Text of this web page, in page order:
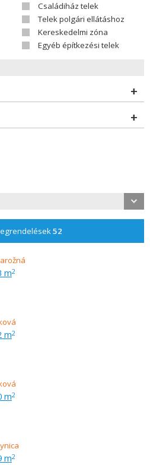
Családiház telek
Telek polgári ellátáshoz
Kereskedelmi zóna
Egyéb építkezési telek
52
m2
m2
m2
m2